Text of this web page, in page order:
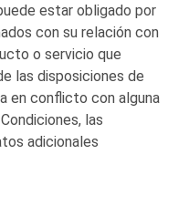
estar obligado por
con su relación con
o servicio que
las disposiciones de
en conflicto con alguna
las
adicionales